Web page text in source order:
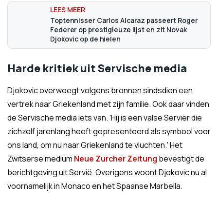
Toptennisser Carlos Alcaraz passeert Roger
Federer op prestigieuze lijst en zit Novak
Djokovic op de hielen
Harde kritiek uit Servische media
Djokovic overweegt volgens bronnen sindsdien een
vertrek naar Griekenland met zijn familie. Ook daar vinden
de Servische media iets van. 'Hij is een valse Serviër die
zichzelf jarenlang heeft gepresenteerd als symbool voor
ons land, om nu naar Griekenland te vluchten.' Het
Zwitserse medium Neue Zurcher Zeitung bevestigt de
berichtgeving uit Servië. Overigens woont Djokovic nu al
voornamelijk in Monaco en het Spaanse Marbella.